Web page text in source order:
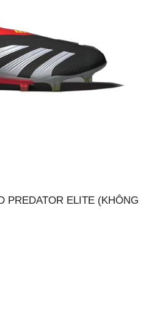
PREDATOR ELITE (KHÔNG